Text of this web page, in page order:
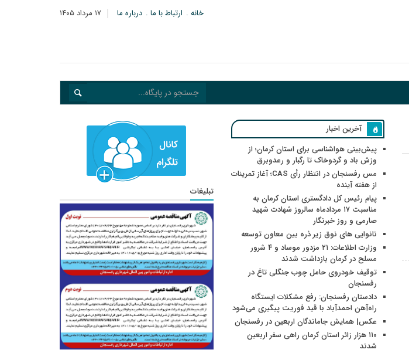
۱۷ مرداد ۱۴۰۵ خانه ارتباط با ما درباره ما
آخرین اخبار
پیش‌بینی هواشناسی برای استان کرمان؛ از
وزش باد و گردوخاک تا رگبار و رعدوبرق
مس رفسنجان در انتظار رأی CAS؛ آغاز تمرینات
از هفته آینده
پیام رئیس کل دادگستری استان کرمان به
مناسبت ۱۷ مردادماه سالروز شهادت شهید
صارمی و روز خبرنگار
نانوایی های نوق زیر ذره بین معاون توسعه
وزارت اطلاعات: ۲۱ مزدور موساد و ۴ شرور
مسلح در کرمان بازداشت شدند
توقیف خودروی حامل چوب جنگلی تاغ در
رفسنجان
دادستان رفسنجان: رفع مشکلات ایستگاه
راه‌آهن احمدآباد با قید فوریت پیگیری می‌شود
عکس| همایش جاماندگان اربعین در رفسنجان
۱۱۰ هزار زائر استان کرمان راهی سفر اربعین
شدند
تبلیغات